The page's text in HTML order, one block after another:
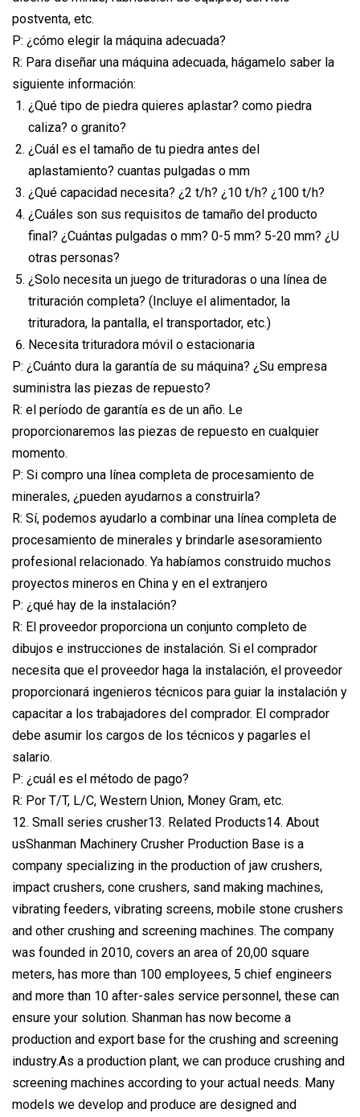
postventa, etc.
P: ¿cómo elegir la máquina adecuada?
R: Para diseñar una máquina adecuada, hágamelo saber la
siguiente información:
¿Qué tipo de piedra quieres aplastar? como piedra
caliza? o granito?
¿Cuál es el tamaño de tu piedra antes del
aplastamiento? cuantas pulgadas o mm
¿Qué capacidad necesita? ¿2 t/h? ¿10 t/h? ¿100 t/h?
¿Cuáles son sus requisitos de tamaño del producto
final? ¿Cuántas pulgadas o mm? 0-5 mm? 5-20 mm? ¿U
otras personas?
¿Solo necesita un juego de trituradoras o una línea de
trituración completa? (Incluye el alimentador, la
trituradora, la pantalla, el transportador, etc.)
Necesita trituradora móvil o estacionaria
P: ¿Cuánto dura la garantía de su máquina? ¿Su empresa
suministra las piezas de repuesto?
R: el período de garantía es de un año. Le
proporcionaremos las piezas de repuesto en cualquier
momento.
P: Si compro una línea completa de procesamiento de
minerales, ¿pueden ayudarnos a construirla?
R: Sí, podemos ayudarlo a combinar una línea completa de
procesamiento de minerales y brindarle asesoramiento
profesional relacionado. Ya habíamos construido muchos
proyectos mineros en China y en el extranjero
P: ¿qué hay de la instalación?
R: El proveedor proporciona un conjunto completo de
dibujos e instrucciones de instalación. Si el comprador
necesita que el proveedor haga la instalación, el proveedor
proporcionará ingenieros técnicos para guiar la instalación y
capacitar a los trabajadores del comprador. El comprador
debe asumir los cargos de los técnicos y pagarles el
salario.
P: ¿cuál es el método de pago?
R: Por T/T, L/C, Western Union, Money Gram, etc.
12. Small series crusher13. Related Products14. About
usShanman Machinery Crusher Production Base is a
company specializing in the production of jaw crushers,
impact crushers, cone crushers, sand making machines,
vibrating feeders, vibrating screens, mobile stone crushers
and other crushing and screening machines. The company
was founded in 2010, covers an area of 20,00 square
meters, has more than 100 employees, 5 chief engineers
and more than 10 after-sales service personnel, these can
ensure your solution. Shanman has now become a
production and export base for the crushing and screening
industry.As a production plant, we can produce crushing and
screening machines according to your actual needs. Many
models we develop and produce are designed and